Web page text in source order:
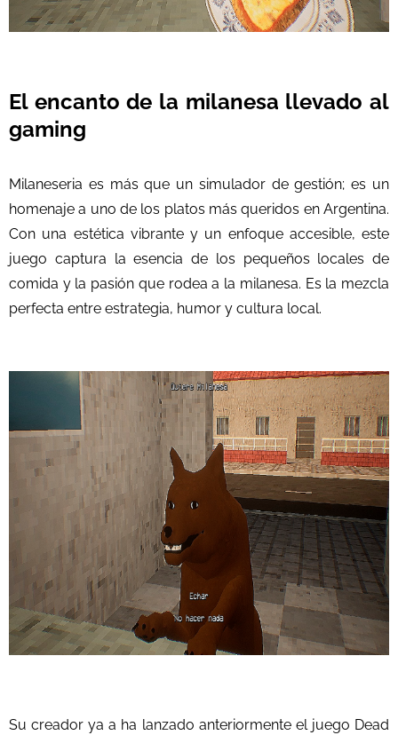
El encanto de la milanesa llevado al
gaming
Milaneseria es más que un simulador de gestión; es un
homenaje a uno de los platos más queridos en Argentina.
Con una estética vibrante y un enfoque accesible, este
juego captura la esencia de los pequeños locales de
comida y la pasión que rodea a la milanesa. Es la mezcla
perfecta entre estrategia, humor y cultura local.
Su creador ya a ha lanzado anteriormente el juego Dead